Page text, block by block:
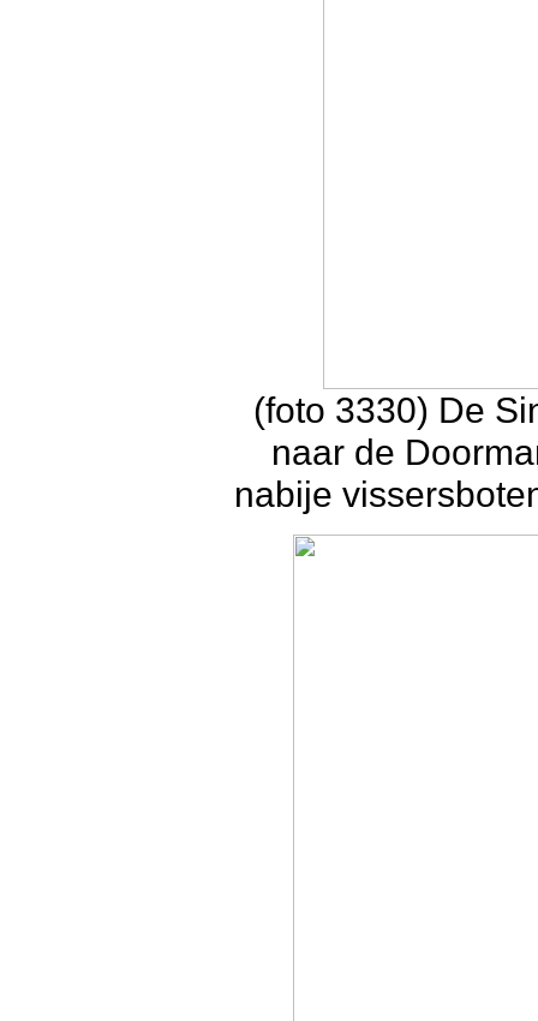
(foto 3330) De
naar de
nabije